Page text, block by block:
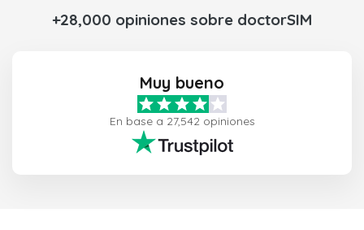
+28,000 opiniones sobre doctorSIM
Muy bueno
En base a 27,542 opiniones